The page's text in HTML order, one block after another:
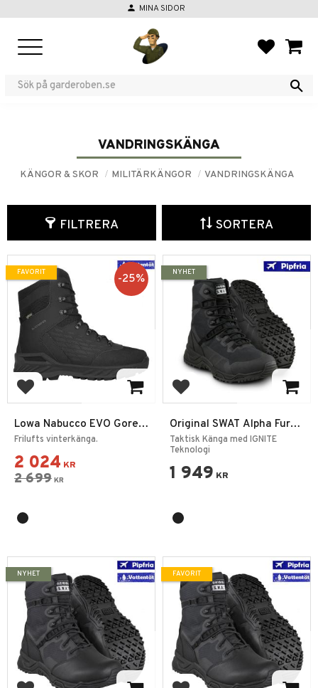
person MINA SIDOR
VANDRINGSKÄNGA
KÄNGOR & SKOR MILITÄRKÄNGOR VANDRINGSKÄNGA
FILTRERA SORTERA
Lägg till i favoriter
Lowa Nabucco EVO Gore-
Tex
Frilufts vinterkänga.
2 024 KR
2 699 KR
25%
FAVORIT
Lägg till i favoriter
Original SWAT Alpha Fury
2.0 8” Side Zip
Taktisk Känga med IGNITE
Teknologi
1 949 KR
NYHET
NYHET FAVORIT